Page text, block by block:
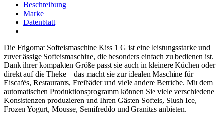
Beschreibung
Marke
Datenblatt
Die Frigomat Softeismaschine Kiss 1 G ist eine leistungsstarke und
zuverlässige Softeismaschine, die besonders einfach zu bedienen ist.
Dank ihrer kompakten Größe passt sie auch in kleinere Küchen oder
direkt auf die Theke – das macht sie zur idealen Maschine für
Eiscafés, Restaurants, Freibäder und viele andere Betriebe. Mit dem
automatischen Produktionsprogramm können Sie viele verschiedene
Konsistenzen produzieren und Ihren Gästen Softeis, Slush Ice,
Frozen Yogurt, Mousse, Semifreddo und Granitas anbieten.